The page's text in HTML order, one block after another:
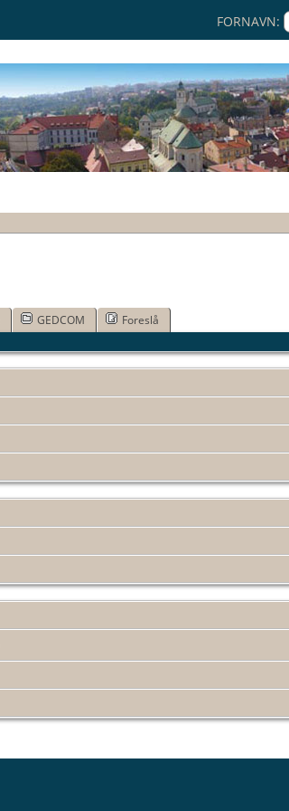
FORNAVN:
GEDCOM Foreslå